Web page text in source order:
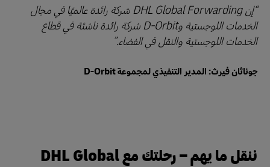
إن DHL Global Forwarding شركة رائدة عالميًا في مجال
الخدمات اللوجستية وD-Orbit شركة رائدة ناشئة في قطاع
الخدمات اللوجستية والنقل في الفضاء.
جوناثان فيرث: المدير التنفيذي لمجموعة D-Orbit
ننقل ما يهم – رحلتك مع DHL Global